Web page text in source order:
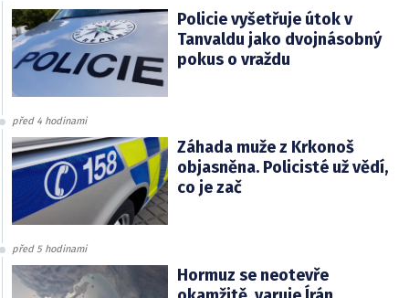
Policie vyšetřuje útok v
Tanvaldu jako dvojnásobný
pokus o vraždu
před 4 hodinami
Záhada muže z Krkonoš
objasněna. Policisté už vědí,
co je zač
před 5 hodinami
Hormuz se neotevře